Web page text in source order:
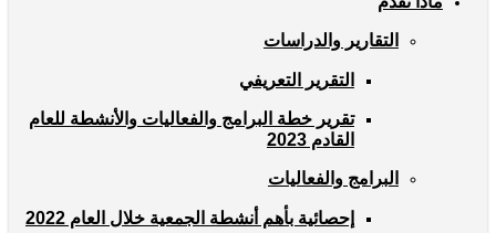
التقارير والدراسات
التقرير التعريفي
تقرير خطة البرامج والفعاليات والأنشطة للعام
القادم 2023
البرامج والفعاليات
إحصائية بأهم أنشطة الجمعية خلال العام 2022